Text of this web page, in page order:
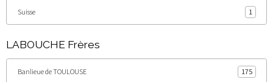
Suisse 1
LABOUCHE Frères
Banlieue de TOULOUSE 175